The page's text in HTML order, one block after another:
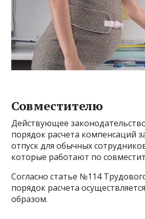
Совместителю
Действующее
порядок расчета компенсаций
отпуск для обычных
которые работают по
Согласно статье №114
порядок расчета
образом.